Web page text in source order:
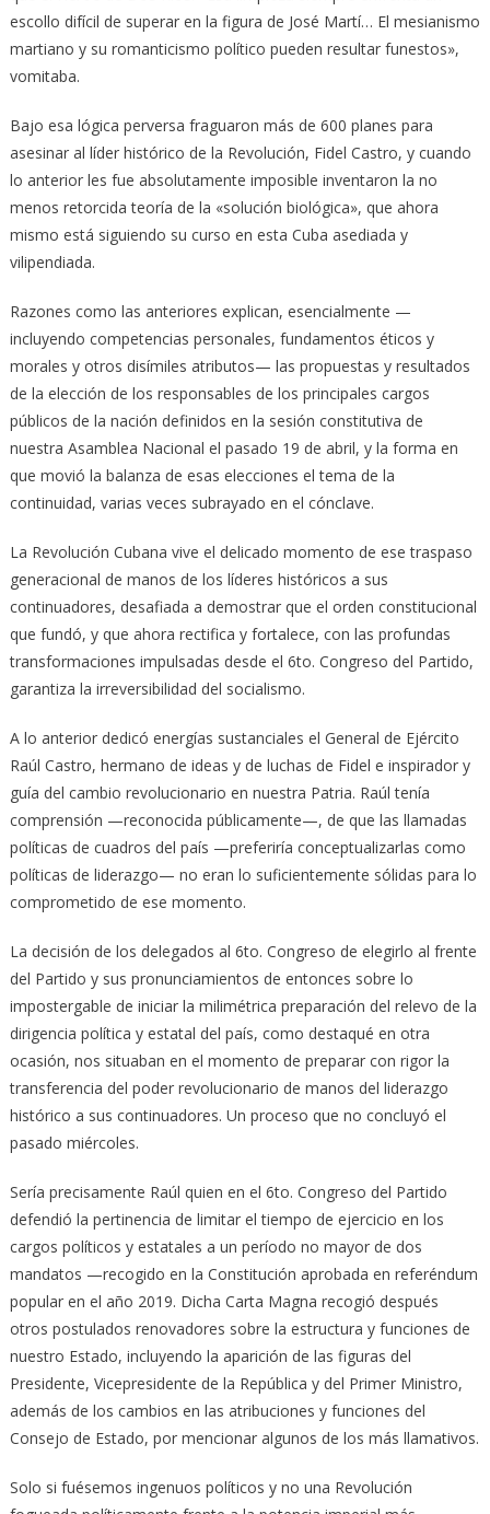
escollo difícil de superar en la figura de José Martí… El mesianismo
martiano y su romanticismo político pueden resultar funestos»,
vomitaba.
Bajo esa lógica perversa fraguaron más de 600 planes para
asesinar al líder histórico de la Revolución, Fidel Castro, y cuando
lo anterior les fue absolutamente imposible inventaron la no
menos retorcida teoría de la «solución biológica», que ahora
mismo está siguiendo su curso en esta Cuba asediada y
vilipendiada.
Razones como las anteriores explican, esencialmente —
incluyendo competencias personales, fundamentos éticos y
morales y otros disímiles atributos— las propuestas y resultados
de la elección de los responsables de los principales cargos
públicos de la nación definidos en la sesión constitutiva de
nuestra Asamblea Nacional el pasado 19 de abril, y la forma en
que movió la balanza de esas elecciones el tema de la
continuidad, varias veces subrayado en el cónclave.
La Revolución Cubana vive el delicado momento de ese traspaso
generacional de manos de los líderes históricos a sus
continuadores, desafiada a demostrar que el orden constitucional
que fundó, y que ahora rectifica y fortalece, con las profundas
transformaciones impulsadas desde el 6to. Congreso del Partido,
garantiza la irreversibilidad del socialismo.
A lo anterior dedicó energías sustanciales el General de Ejército
Raúl Castro, hermano de ideas y de luchas de Fidel e inspirador y
guía del cambio revolucionario en nuestra Patria. Raúl tenía
comprensión —reconocida públicamente—, de que las llamadas
políticas de cuadros del país —preferiría conceptualizarlas como
políticas de liderazgo— no eran lo suficientemente sólidas para lo
comprometido de ese momento.
La decisión de los delegados al 6to. Congreso de elegirlo al frente
del Partido y sus pronunciamientos de entonces sobre lo
impostergable de iniciar la milimétrica preparación del relevo de la
dirigencia política y estatal del país, como destaqué en otra
ocasión, nos situaban en el momento de preparar con rigor la
transferencia del poder revolucionario de manos del liderazgo
histórico a sus continuadores. Un proceso que no concluyó el
pasado miércoles.
Sería precisamente Raúl quien en el 6to. Congreso del Partido
defendió la pertinencia de limitar el tiempo de ejercicio en los
cargos políticos y estatales a un período no mayor de dos
mandatos —recogido en la Constitución aprobada en referéndum
popular en el año 2019. Dicha Carta Magna recogió después
otros postulados renovadores sobre la estructura y funciones de
nuestro Estado, incluyendo la aparición de las figuras del
Presidente, Vicepresidente de la República y del Primer Ministro,
además de los cambios en las atribuciones y funciones del
Consejo de Estado, por mencionar algunos de los más llamativos.
Solo si fuésemos ingenuos políticos y no una Revolución